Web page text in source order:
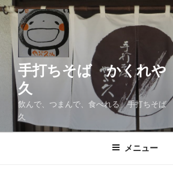
コ
手打ちそば かくれ
久
飲んで、つまんで、食べれる 手打ちそ
久
メニュー